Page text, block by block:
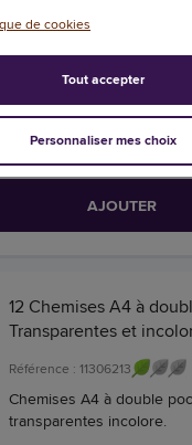
Chemises FIDUCIAL Pastel
+ 9 couleurs
(32,45 €
EN STOCK,
AJOUTER
12 Chemises A4 à
Transparentes et
Référence : 11306213
Chemises A4 à double
transparentes incolore.
de cookies
Personnaliser mes choix
Tout accepter